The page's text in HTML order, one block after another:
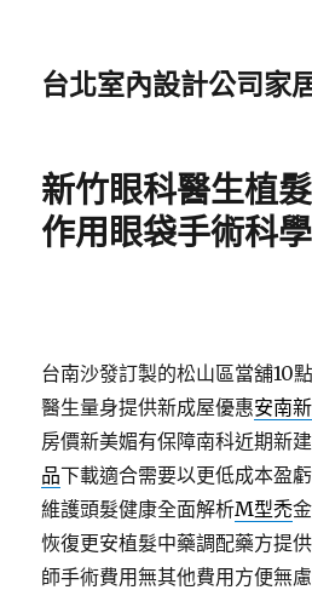
台北室內設計公司家
新竹眼科醫生植
作用眼袋手術科
台南沙發訂製的松山區當舖10
醫生量身提供新成屋優惠安南
房價新美媚有保障南科近期新
品下載適合需要以更低成本盈
維護頭髮健康全面解析M型禿
恢復更安植髮中藥調配藥方提
師手術費用無其他費用方便無